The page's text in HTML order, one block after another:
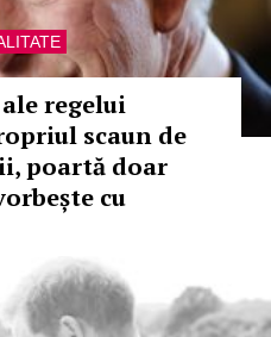
regelui
scaun de
poartă doar
cu